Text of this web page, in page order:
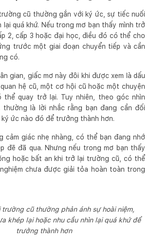
cũ thường gắn với ký ức, sự tiếc nuối
lại quá khứ. Nếu trong mơ bạn thấy mình trở
2, cấp 3 hoặc đại học, điều đó có thể cho
trước một giai đoạn chuyển tiếp và cần
có.
gian, giấc mơ này đôi khi được xem là dấu
hệ cũ, một cơ hội cũ hoặc một chuyện
thể quay trở lại. Tuy nhiên, theo góc nhìn
là lời nhắc rằng bạn đang cần đối
ức nào đó để trưởng thành hơn.
cảm giác nhẹ nhàng, có thể bạn đang nhớ
đẽ đã qua. Nhưng nếu trong mơ bạn thấy
hoặc bất an khi trở lại trường cũ, có thể
chưa được giải tỏa hoàn toàn trong
cũ thường phản ánh sự hoài niệm,
khép lại hoặc nhu cầu nhìn lại quá khứ để
trưởng thành hơn